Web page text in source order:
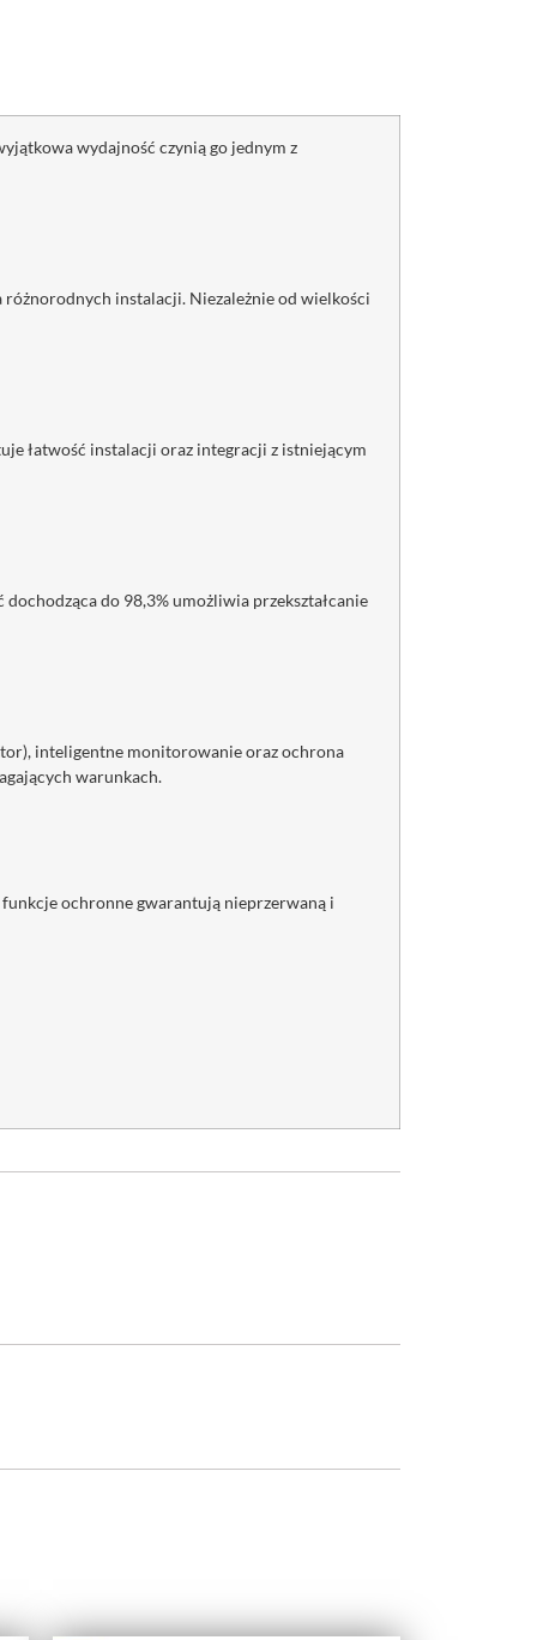
wydajność czynią go jednym z
instalacji. Niezależnie od wielkości
łatwość instalacji oraz integracji z istniejącym
do 98,3% umożliwia przekształcanie
inteligentne monitorowanie oraz ochrona
warunkach.
ochronne gwarantują nieprzerwaną i